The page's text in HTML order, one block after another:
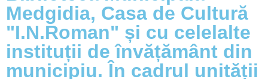
Medgidia, Casa de Cultură
"I.N.Roman" și cu celelalte
instituții de învățământ din
municipiu. În cadrul unității